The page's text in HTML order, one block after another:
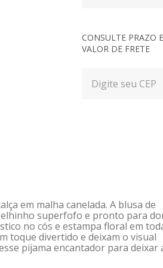
CONSULTE PRAZO E
VALOR DE FRETE
em malha canelada. A blusa de
superfofo e pronto para
no cós e estampa floral em
toque divertido e deixam o visual
pijama encantador para deixar